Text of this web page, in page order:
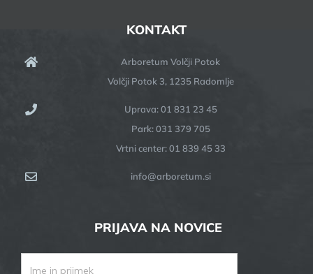
KONTAKT
Arboretum Volčji Potok
Volčji Potok 3, 1235 Radomlje
Uprava: 01 831 23 45
Park: 031 379 705
Vrtni center: 01 839 45 33
info@arboretum.si
PRIJAVA NA NOVICE